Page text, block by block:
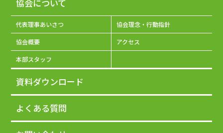
協会について
代表理事あいさつ 協会理念・行動指針
協会概要 アクセス
本部スタッフ
資料ダウンロード
よくある質問